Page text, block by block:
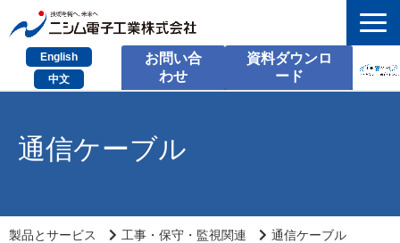
English
中文
お問い合
わせ
資料ダウンロ
ード
課題別のご相談
通信ケーブル
製品とサービス 工事・保守・監視関連 通信ケーブル